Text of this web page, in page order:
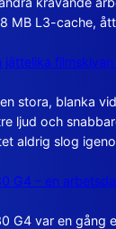
MB L3-cache,
jättelika
stora, blanka
ljud och
aldrig slog
G4 – en
G4 var en gång